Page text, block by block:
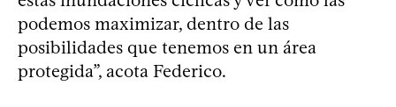
podemos maximizar, dentro de las
posibilidades que tenemos en un área
protegida”, acota Federico.